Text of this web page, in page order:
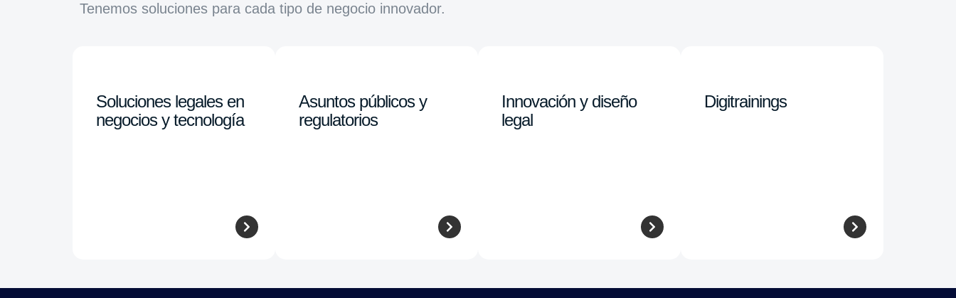
Tenemos soluciones para cada tipo de negocio innovador.
Soluciones legales en
negocios y tecnología
Asuntos públicos y
regulatorios
Innovación y diseño
legal
Digitrainings